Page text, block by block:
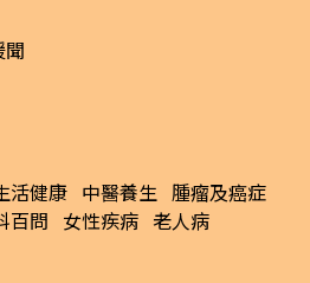
聞
活健康 中醫養生 腫瘤及癌症
百問 女性疾病 老人病